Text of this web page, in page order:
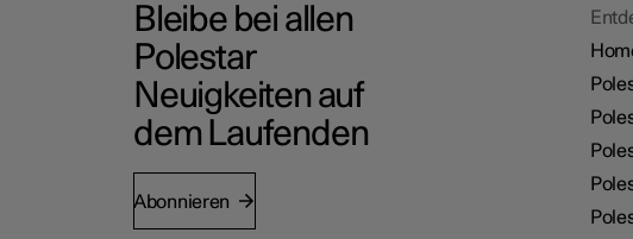
Bleibe bei allen
Polestar
Neuigkeiten auf
dem Laufenden
Abonnieren